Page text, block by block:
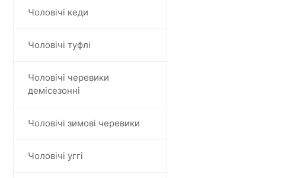
Чоловічі кеди
Чоловічі туфлі
Чоловічі черевики
демісезонні
Чоловічі зимові черевики
Чоловічі уггі